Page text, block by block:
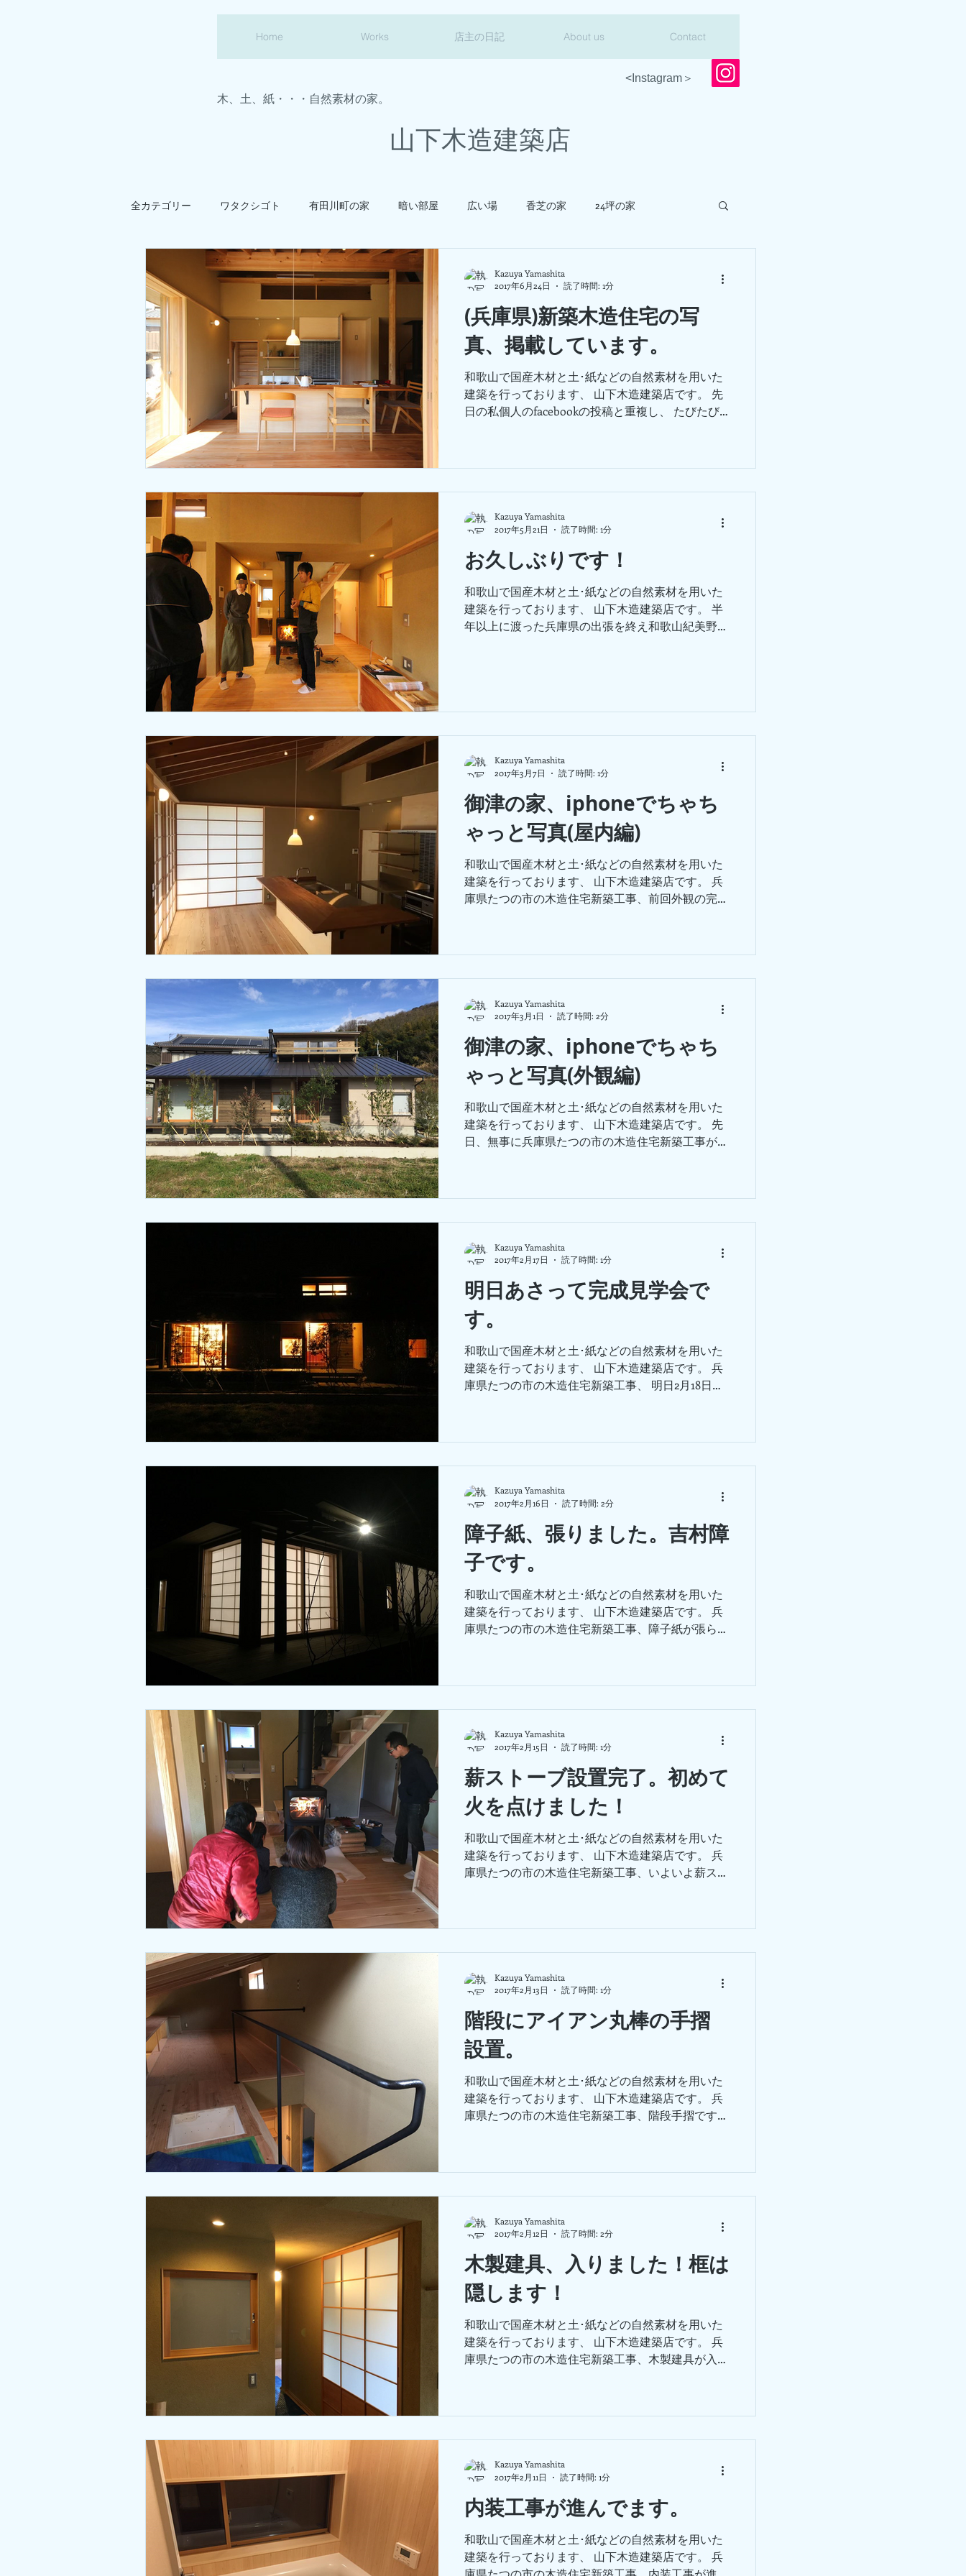
Home Works 店主の日記 About us Contact
<Instagram＞
木、土、紙・・・自然素材の家。
山下木造建築店
全カテゴリー ワタクシゴト 有田川町の家 暗い部屋 広い場 香芝の家 24坪の家
わかやまの家 真壁造りの家 御津の家 新築工事
田舎暮らしの事 建築あれこれ
(兵庫県)新築木造住宅の写
真、掲載しています。
和歌山で国産木材と土･紙などの自然素材を用いた
建築を行っております、 山下木造建築店です。 先
日の私個人のfacebookの投稿と重複し、 たびたび
Kazuya Yamashita
2017年6月24日
読了時間: 1分
お久しぶりです！
和歌山で国産木材と土･紙などの自然素材を用いた
建築を行っております、 山下木造建築店です。 半
年以上に渡った兵庫県の出張を終え和歌山紀美野に
Kazuya Yamashita
2017年5月21日
読了時間: 1分
御津の家、iphoneでちゃち
ゃっと写真(屋内編)
和歌山で国産木材と土･紙などの自然素材を用いた
建築を行っております、 山下木造建築店です。 兵
庫県たつの市の木造住宅新築工事、前回外観の完成
Kazuya Yamashita
2017年3月7日
読了時間: 1分
御津の家、iphoneでちゃち
ゃっと写真(外観編)
和歌山で国産木材と土･紙などの自然素材を用いた
建築を行っております、 山下木造建築店です。 先
日、無事に兵庫県たつの市の木造住宅新築工事が完
Kazuya Yamashita
2017年3月1日
読了時間: 2分
明日あさって完成見学会で
す。
和歌山で国産木材と土･紙などの自然素材を用いた
建築を行っております、 山下木造建築店です。 兵
庫県たつの市の木造住宅新築工事、 明日2月18日、
Kazuya Yamashita
2017年2月17日
読了時間: 1分
障子紙、張りました。吉村障
子です。
和歌山で国産木材と土･紙などの自然素材を用いた
建築を行っております、 山下木造建築店です。 兵
庫県たつの市の木造住宅新築工事、障子紙が張られ
Kazuya Yamashita
2017年2月16日
読了時間: 2分
薪ストーブ設置完了。初めて
火を点けました！
和歌山で国産木材と土･紙などの自然素材を用いた
建築を行っております、 山下木造建築店です。 兵
庫県たつの市の木造住宅新築工事、いよいよ薪スト
Kazuya Yamashita
2017年2月15日
読了時間: 1分
階段にアイアン丸棒の手摺
設置。
和歌山で国産木材と土･紙などの自然素材を用いた
建築を行っております、 山下木造建築店です。 兵
庫県たつの市の木造住宅新築工事、階段手摺です。
Kazuya Yamashita
2017年2月13日
読了時間: 1分
木製建具、入りました！框は
隠します！
和歌山で国産木材と土･紙などの自然素材を用いた
建築を行っております、 山下木造建築店です。 兵
庫県たつの市の木造住宅新築工事、木製建具が入り
Kazuya Yamashita
2017年2月12日
読了時間: 2分
内装工事が進んでます。
和歌山で国産木材と土･紙などの自然素材を用いた
建築を行っております、 山下木造建築店です。 兵
Kazuya Yamashita
2017年2月11日
読了時間: 1分